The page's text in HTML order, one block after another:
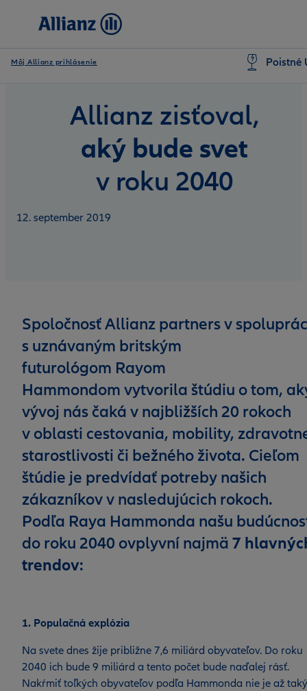
Môj Allianz prihlásenie Poistné
Allianz zisťoval,
aký bude svet
v roku 2040
12. september 2019
Spoločnosť Allianz partners v
s uznávaným britským
futurológom Rayom
Hammondom vytvorila štúdiu o tom,
vývoj nás čaká v najbližších 20 rokoch
v oblasti cestovania, mobility,
starostlivosti či bežného života. Cieľom
štúdie je predvídať potreby našich
zákazníkov v nasledujúcich rokoch.
Podľa Raya Hammonda našu
do roku 2040 ovplyvní najmä 7
trendov:
1. Populačná explózia
Na svete dnes žije približne 7,6 miliárd obyvateľov. Do roku
2040 ich bude 9 miliárd a tento počet bude naďalej rásť.
Nakŕmiť toľkých obyvateľov podľa Hammonda nie je až taký